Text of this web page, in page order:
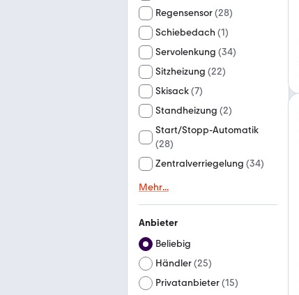
Regensensor(28)
Schiebedach (1)
Servolenkung (34)
Sitzheizung (22)
Skisack(7)
Standheizung (2)
Start/Stopp-Automatik
(28)
Zentralverriegelung (34)
Mehr...
Anbieter
Beliebig
Händler(25)
Privatanbieter(15)